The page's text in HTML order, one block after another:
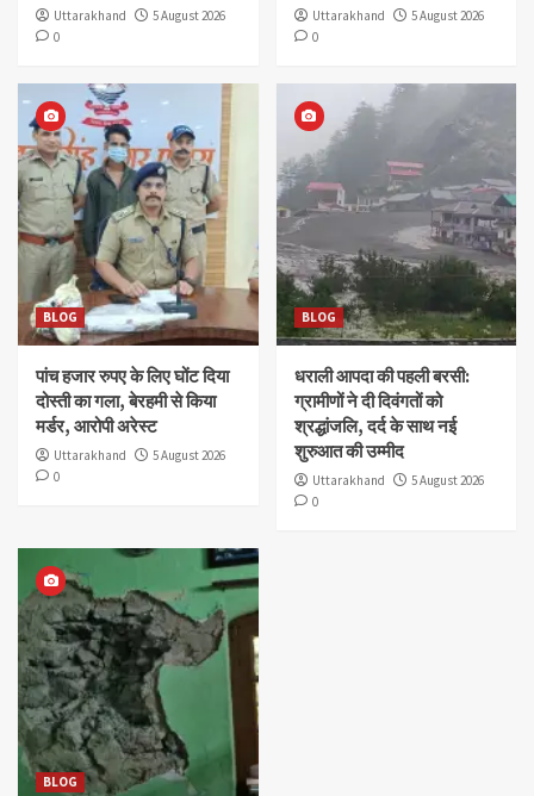
Uttarakhand
5 August 2026
0
Uttarakhand
5 August 2026
0
BLOG
पांच हजार रुपए के लिए घोंट दिया
दोस्ती का गला, बेरहमी से किया
मर्डर, आरोपी अरेस्ट
Uttarakhand
5 August 2026
0
BLOG
धराली आपदा की पहली बरसी:
ग्रामीणों ने दी दिवंगतों को
श्रद्धांजलि, दर्द के साथ नई
शुरुआत की उम्मीद
Uttarakhand
5 August 2026
0
BLOG